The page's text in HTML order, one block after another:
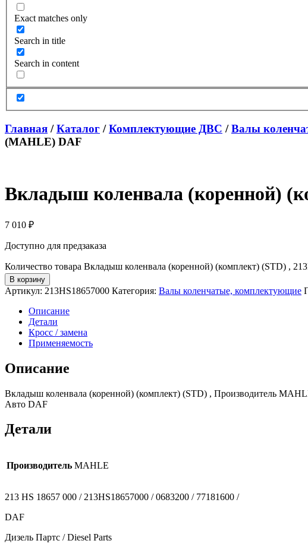
Exact matches only
Search in title
Search in content
Главная /Каталог /Комплектующие ДВС /Валы
(MAHLE) DAF
Вкладыш коленвала (коренной)
7 010 ₽
Доступно для предзаказа
Количество товара Вкладыш коленвала (коренной) (комплект) (STD) ,
В корзину
Артикул: 213HS18657000 Категория: Валы коленчатые, комплектующие
Описание
Детали
Кросс / замена
Применяемость
Описание
Вкладыш коленвала (коренной) (комплект) (STD) , Производитель
Авто DAF
Детали
Производитель MAHLE
213 HS 18657 000 / 213HS18657000 / 0683200 / 77181600 /
DAF
Дизель Партс / Diesel Parts